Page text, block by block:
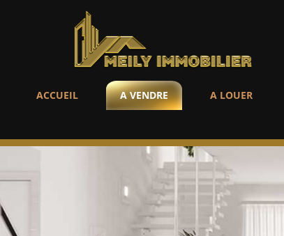
ACCUEIL A VENDRE A LOUER